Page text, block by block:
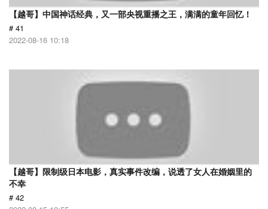
【越哥】中国神话经典，又一部央视重播之王，满满的童年回忆！
# 41
2022-08-16 10:18
【越哥】限制级日本电影，真实事件改编，说透了女人在婚姻里的
不幸
# 42